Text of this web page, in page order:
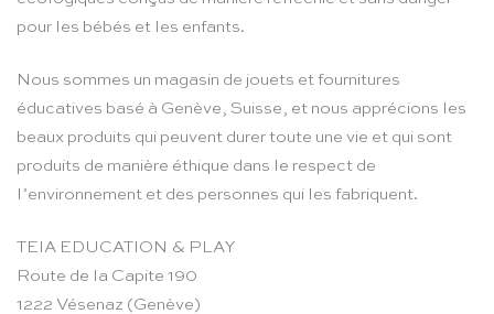
pour les bébés et les enfants.
Nous sommes un magasin de jouets et fournitures
éducatives basé à Genève, Suisse, et nous apprécions les
beaux produits qui peuvent durer toute une vie et qui sont
produits de manière éthique dans le respect de
l’environnement et des personnes qui les fabriquent.
TEIA EDUCATION & PLAY
Route de la Capite 190
1222 Vésenaz (Genève)